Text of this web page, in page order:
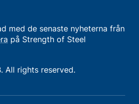
med de senaste nyheterna från
på Strength of Steel
All rights reserved.